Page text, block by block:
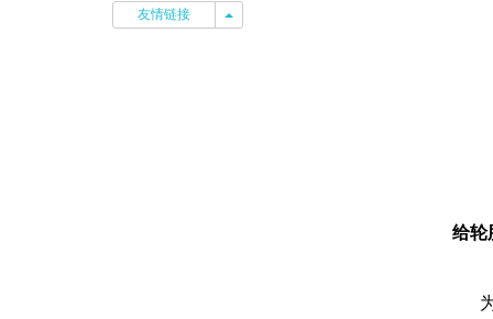
给轮
友情链接 友情链接